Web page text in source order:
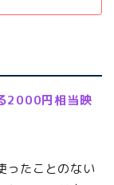
2000円相当映
ったことのない